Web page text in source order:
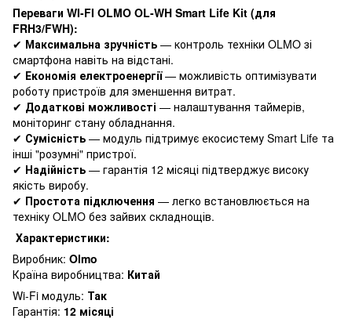
Переваги WI-FI OLMO OL-WH Smart Life Kit (для
FRH3/FWH):
✔ Максимальна зручність — контроль техніки OLMO зі
смартфона навіть на відстані.
✔ Економія електроенергії— можливість оптимізувати
роботу пристроїв для зменшення витрат.
✔ Додаткові можливості — налаштування таймерів,
моніторинг стану обладнання.
✔ Сумісність — модуль підтримує екосистему Smart Life та
інші "розумні" пристрої.
✔ Надійність — гарантія 12 місяці підтверджує високу
якість виробу.
✔ Простота підключення — легко встановлюється на
техніку OLMO без зайвих складнощів.
Характеристики:
Виробник: Olmo
Країна виробництва: Китай
Wi-Fi модуль: Так
Гарантія: 12 місяці